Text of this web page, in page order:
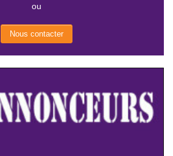
ou
Nous contacter